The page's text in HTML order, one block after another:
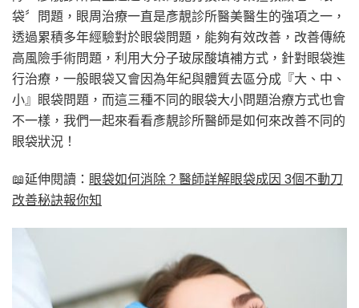
袋〞問題，眼周治療一直是彥靚診所醫美醫生的強項之一，
透過累積多年經驗對於眼袋問題，能夠有效改善，改善傳統
高風險手術問題，利用大分子玻尿酸填補方式，針對眼袋進
行治療，一般眼袋又會因為年紀與體質去區分成『大、中、
小』眼袋問題，而這三種不同的眼袋大小問題治療方式也會
不一樣，我們一起來看看彥靚診所醫師是如何來改善不同的
眼袋狀況！
📖延伸閱讀： 眼袋如何消除？醫師詳解眼袋成因 3個不動刀
改善秘訣報你知